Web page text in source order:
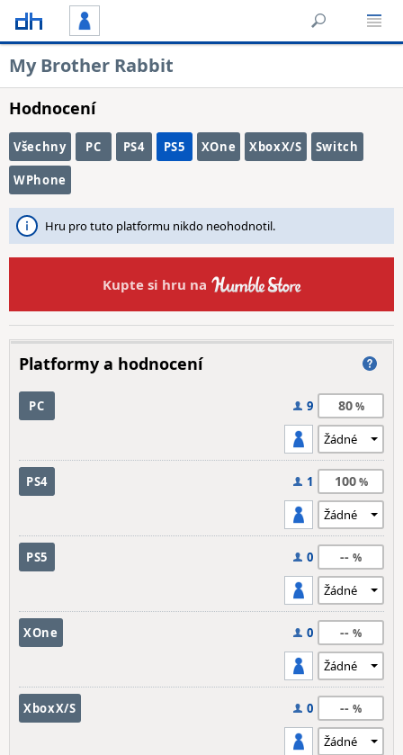
My Brother Rabbit
Hodnocení
Všechny PC PS4 PS5 XOne XboxX/S Switch
WPhone
Hru pro tuto platformu nikdo neohodnotil.
Kupte si hru na
Platformy a hodnocení
PC 9 80
PS4 1 100
PS5 0 --
XOne 0 --
XboxX/S 0 --